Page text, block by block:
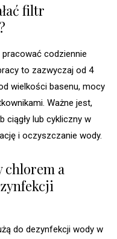
filtr
codziennie
to zazwyczaj od 4
wielkości basenu, mocy
Ważne jest,
ciągły lub cykliczny w
i oczyszczanie wody.
chlorem a
do dezynfekcji wody w